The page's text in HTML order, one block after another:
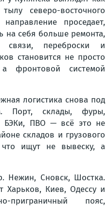
северо-восточного
проседает,
на себя больше ремонта,
связи, переброски и
становится не просто
фронтовой системой
логистика снова под
Порт, склады, фуры,
БЭКи, ПВО — всё это не
складов и грузового
ищут не вывеску, а
Нежин, Сновск, Шостка.
Харьков, Киев, Одессу и
приграничный пояс,